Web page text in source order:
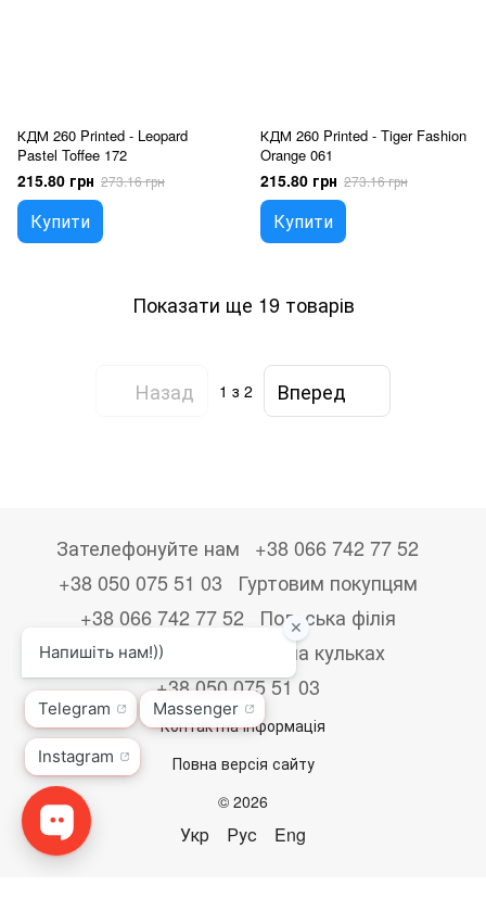
КДМ 260 Printed - Leopard
Pastel Toffee 172
215.80 грн 273.16 грн
Купити
КДМ 260 Printed - Tiger Fashion
Orange 061
215.80 грн 273.16 грн
Купити
Показати ще 19 товарів
Назад 1 з 2 Вперед
Зателефонуйте нам
+38 066 742 77 52
+38 050 075 51 03
Гуртовим покупцям
+38 066 742 77 52
Польська філія
+48533867723
Друк на кульках
+38 050 075 51 03
Контактна інформація
Повна версія сайту
© 2026
Укр Рус Eng